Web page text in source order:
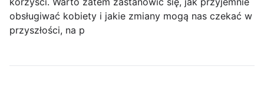
obsługiwać kobiety i jakie zmiany mogą nas czekać w
przyszłości, na p